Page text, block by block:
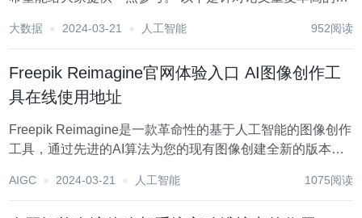
知乎大咖教你：如何轻松搞定硕士论文降重！ 对于许多正在
大数据 2024-03-21 人工智能 952阅读
Freepik Reimagine官网体验入口 AI图像创作工
具在线使用地址
Freepik Reimagine是一款革命性的基于人工智能的图像创作
工具，通过先进的AI算法为您的现有图像创建全新的版本和
得无需繁琐的编辑操作，用户只需上传图像并设置所需的变
AIGC 2024-03-21 人工智能 1075阅读